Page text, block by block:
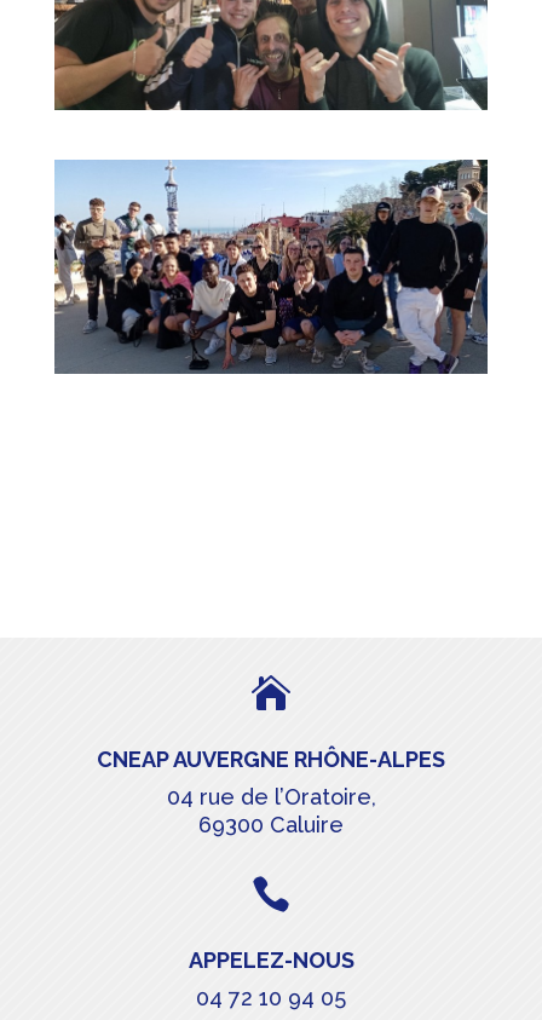

CNEAP AUVERGNE RHÔNE-ALPES
04 rue de l’Oratoire,
69300 Caluire

APPELEZ-NOUS
04 72 10 94 05